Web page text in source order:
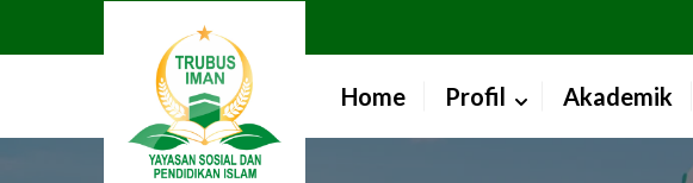
Home Profil Akademik